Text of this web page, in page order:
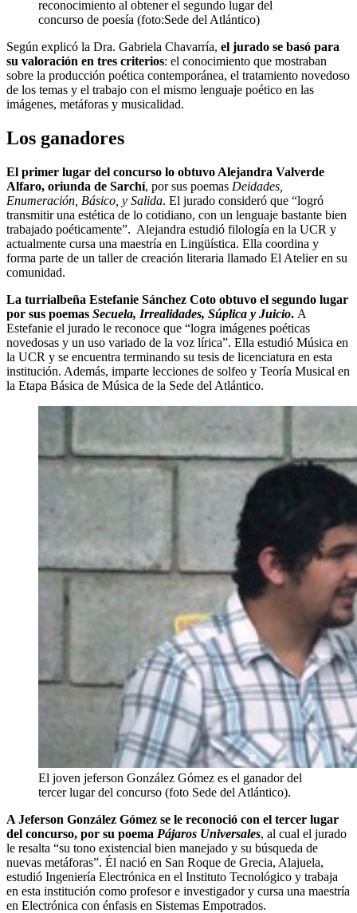
reconocimiento al obtener el segundo lugar del
concurso de poesía (foto:Sede del Atlántico)
Según explicó la Dra. Gabriela Chavarría, el jurado se basó para
su valoración en tres criterios: el conocimiento que mostraban
sobre la producción poética contemporánea, el tratamiento novedoso
de los temas y el trabajo con el mismo lenguaje poético en las
imágenes, metáforas y musicalidad.
Los ganadores
El primer lugar del concurso lo obtuvo Alejandra Valverde
Alfaro, oriunda de Sarchí, por sus poemas Deidades,
Enumeración, Básico, y Salida. El jurado consideró que “logró
transmitir una estética de lo cotidiano, con un lenguaje bastante bien
trabajado poéticamente”. Alejandra estudió filología en la UCR y
actualmente cursa una maestría en Lingüística. Ella coordina y
forma parte de un taller de creación literaria llamado El Atelier en su
comunidad.
La turrialbeña Estefanie Sánchez Coto obtuvo el segundo lugar
por sus poemas Secuela, Irrealidades, Súplica y Juicio. A
Estefanie el jurado le reconoce que “logra imágenes poéticas
novedosas y un uso variado de la voz lírica”. Ella estudió Música en
la UCR y se encuentra terminando su tesis de licenciatura en esta
institución. Además, imparte lecciones de solfeo y Teoría Musical en
la Etapa Básica de Música de la Sede del Atlántico.
El joven jeferson González Gómez es el ganador del
tercer lugar del concurso (foto Sede del Atlántico).
A Jeferson González Gómez se le reconoció con el tercer lugar
del concurso, por su poema Pájaros Universales, al cual el jurado
le resalta “su tono existencial bien manejado y su búsqueda de
nuevas metáforas”. Él nació en San Roque de Grecia, Alajuela,
estudió Ingeniería Electrónica en el Instituto Tecnológico y trabaja
en esta institución como profesor e investigador y cursa una maestría
en Electrónica con énfasis en Sistemas Empotrados.